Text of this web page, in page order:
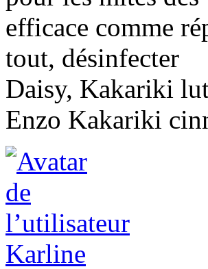
efficace comme
tout, désinfecter
Daisy, Kakariki
Enzo Kakariki
Karline